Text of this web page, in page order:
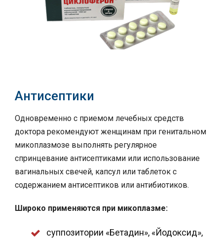
Антисептики
Одновременно с приемом лечебных средств
доктора рекомендуют женщинам при генитальном
микоплазмозе выполнять регулярное
спринцевание антисептиками или использование
вагинальных свечей, капсул или таблеток с
содержанием антисептиков или антибиотиков.
Широко применяются при микоплазме:
суппозитории «Бетадин», «Йодоксид»,